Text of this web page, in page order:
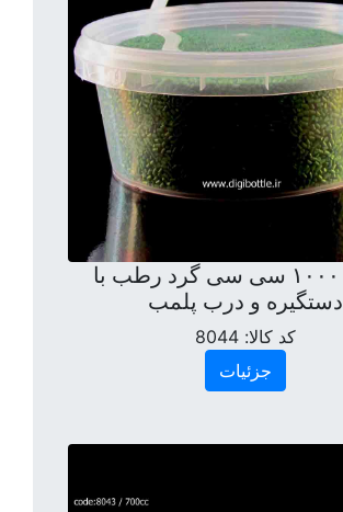
ظرف ۱۰۰۰ سی سی گرد رطب با
دستگیره و درب پلمب
کد کالا: 8044
جزئیات